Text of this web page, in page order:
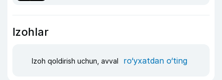
Izohlar
Izoh qoldirish uchun, avval ro‘yxatdan o‘ting